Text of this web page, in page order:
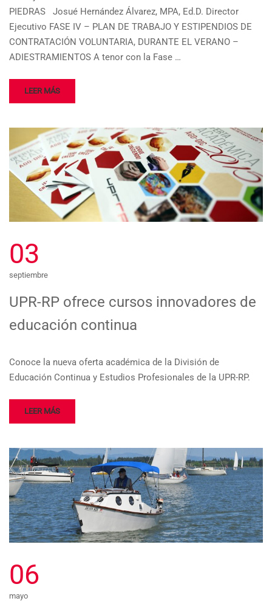
PIEDRAS Josué Hernández Álvarez, MPA, Ed.D. Director
Ejecutivo FASE IV – PLAN DE TRABAJO Y ESTIPENDIOS DE
CONTRATACIÓN VOLUNTARIA, DURANTE EL VERANO –
ADIESTRAMIENTOS A tenor con la Fase …
LEER MÁS
03
septiembre
UPR-RP ofrece cursos innovadores de
educación continua
Conoce la nueva oferta académica de la División de
Educación Continua y Estudios Profesionales de la UPR-RP.
LEER MÁS
06
mayo